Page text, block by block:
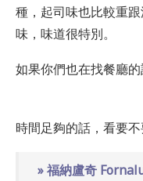
種，起司味也比較重
味，味道很特別。
如果你們也在找餐廳
時間足夠的話，看要
» 福納盧奇